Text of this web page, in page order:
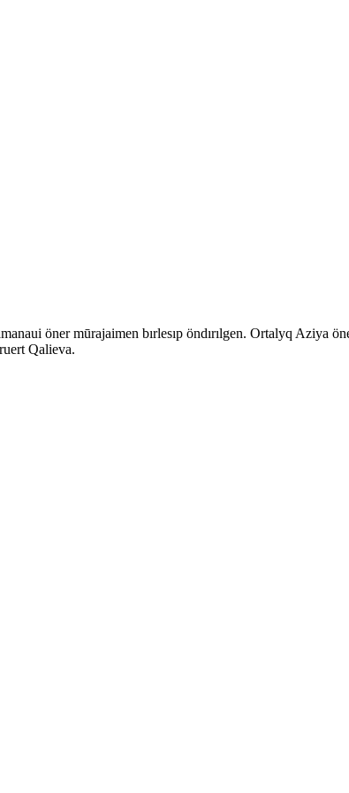
öner mūrajaimen bırlesıp öndırılgen. Ortalyq Aziya
Qalieva.